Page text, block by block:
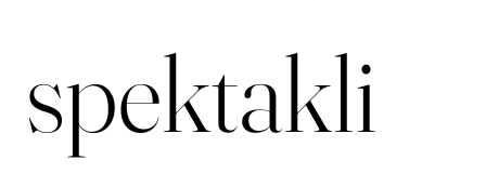
spektakli